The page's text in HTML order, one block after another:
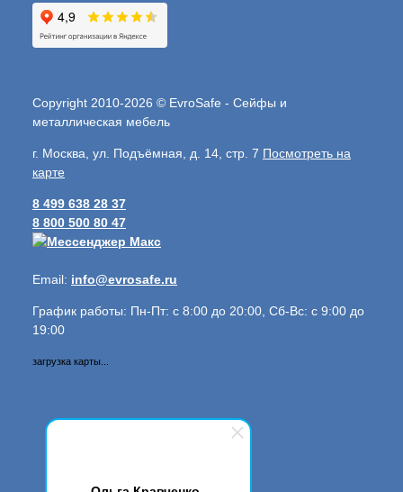
Copyright 2010-2026 © EvroSafe - Сейфы и
металлическая мебель
г. Москва, ул. Подъёмная, д. 14, стр. 7 Посмотреть на
карте
8 499 638 28 37
8 800 500 80 47
Email: info@evrosafe.ru
График работы: Пн-Пт: с 8:00 до 20:00, Сб-Вс: с 9:00 до
19:00
загрузка карты...